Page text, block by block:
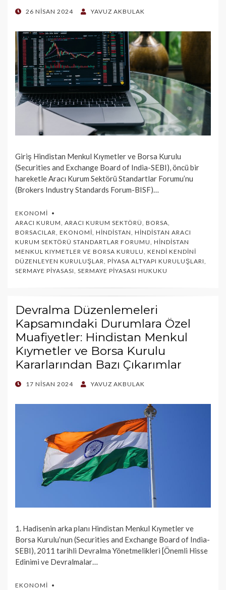
POSTED
26 NISAN 2024 YAVUZ AKBULAK
Giriş Hindistan Menkul Kıymetler ve Borsa Kurulu
(Securities and Exchange Board of India-SEBI), öncü bir
hareketle Aracı Kurum Sektörü Standartlar Forumu’nu
(Brokers Industry Standards Forum-BISF)…
EKONOMI
ARACI KURUM ARACI KURUM SEKTÖRÜ BORSA
BORSACILAR EKONOMI HINDISTAN HINDISTAN ARACI
KURUM SEKTÖRÜ STANDARTLAR FORUMU HINDISTAN
MENKUL KIYMETLER VE BORSA KURULU KENDI KENDINI
DÜZENLEYEN KURULUŞLAR PIYASA ALTYAPI KURULUŞLARI
SERMAYE PIYASASI SERMAYE PIYASASI HUKUKU
Devralma Düzenlemeleri
Kapsamındaki Durumlara Özel
Muafiyetler: Hindistan Menkul
Kıymetler ve Borsa Kurulu
Kararlarından Bazı Çıkarımlar
POSTED17 NISAN 2024 YAVUZ AKBULAK
1. Hadisenin arka planı Hindistan Menkul Kıymetler ve
Borsa Kurulu’nun (Securities and Exchange Board of India-
SEBI), 2011 tarihli Devralma Yönetmelikleri [Önemli Hisse
Edinimi ve Devralmalar…
EKONOMI